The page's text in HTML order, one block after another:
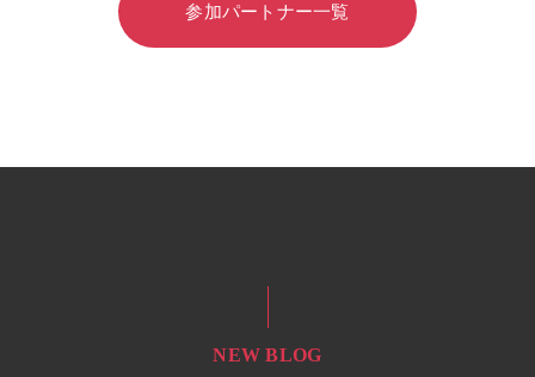
参加パートナー一覧
NEW BLOG